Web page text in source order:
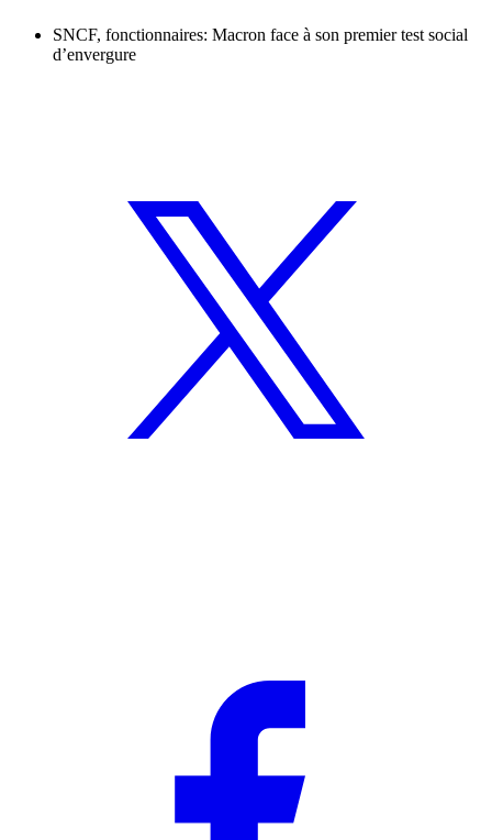
SNCF, fonctionnaires: Macron face à son premier test social
d’envergure